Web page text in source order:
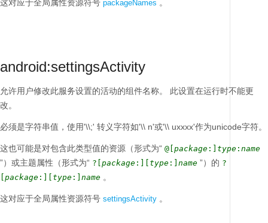
这对应于全局属性资源符号 packageNames 。
android:settingsActivity
允许用户修改此服务设置的活动的组件名称。
此设置在运行时不能更
改。
必须是字符串值，使用'\\;' 转义字符如'\\ n'或'\\ uxxxx'作为unicode字符。
这也可能是对包含此类型值的资源（形式为“ @[ package :] type : name
”）或主题属性（形式为“ ?[ package :][ type :] name ”）的 ?
package :][ type :] name 。
这对应于全局属性资源符号 settingsActivity 。